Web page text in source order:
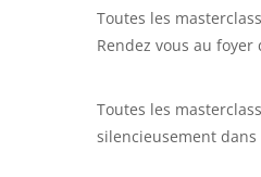
Toutes les
Rendez vous au
Toutes les
silencieusement